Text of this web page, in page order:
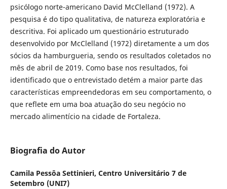
psicólogo norte-americano David McClelland (1972). A
pesquisa é do tipo qualitativa, de natureza exploratória e
descritiva. Foi aplicado um questionário estruturado
desenvolvido por McClelland (1972) diretamente a um dos
sócios da hamburgueria, sendo os resultados coletados no
mês de abril de 2019. Como base nos resultados, foi
identificado que o entrevistado detém a maior parte das
características empreendedoras em seu comportamento, o
que reflete em uma boa atuação do seu negócio no
mercado alimentício na cidade de Fortaleza.
Biografia do Autor
Camila Pessôa Settinieri, Centro Universitário 7 de
Setembro (UNI7)